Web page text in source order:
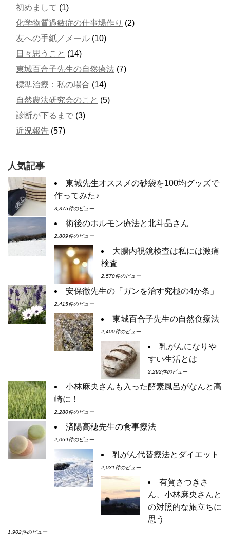
初めまして (1)
化学物質過敏症の仕事場作り (2)
友への手紙／メール (10)
日々思うこと (14)
東城百合子先生の自然療法 (7)
標準治療：私の場合 (14)
自然農法研究会のこと (5)
診断が下るまで (3)
近況報告 (57)
人気記事
東城先生オススメの砂袋を100均グッズで
作ってみた♪
3,375件のビュー
術後のホルモン療法と北斗晶さん
2,809件のビュー
大腸内視鏡検査は私には激痛
検査
2,570件のビュー
安保徹先生の「ガンを治す究極の4か条」
2,415件のビュー
東城百合子先生の自然食療法
2,400件のビュー
乳がんになりや
すい生活とは
2,292件のビュー
小林麻央さんも入った酵素風呂がなんと高
崎に！
2,280件のビュー
済陽高穂先生の食事療法
2,069件のビュー
乳がん代替療法とダイエット
2,031件のビュー
有賀さつきさ
ん、小林麻央さんと
の対照的な旅立ちに
思う
1,902件のビュー